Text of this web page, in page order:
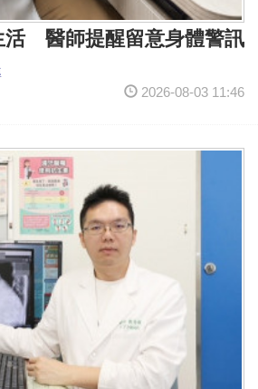
活 醫師提醒留意身體警訊
2026-08-03 11:46